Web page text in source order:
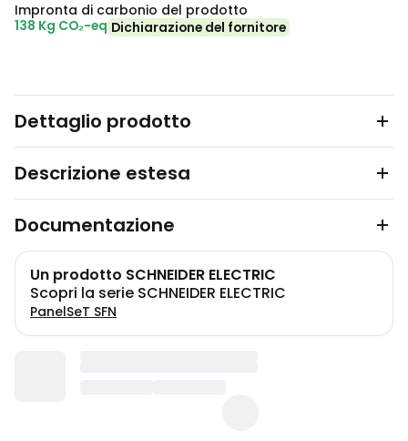
Impronta di carbonio del prodotto
138 Kg CO₂-eq Dichiarazione del fornitore
Dettaglio prodotto
Descrizione estesa
Documentazione
Un prodotto SCHNEIDER ELECTRIC
Scopri la serie SCHNEIDER ELECTRIC
PanelSeT SFN